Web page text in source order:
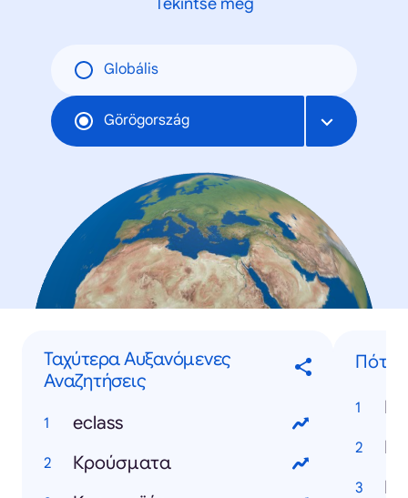
Globális
Görögország
Ταχύτερα Αυξανόμενες
Αναζητήσεις
eclass
Κρούσματα
Πότε...